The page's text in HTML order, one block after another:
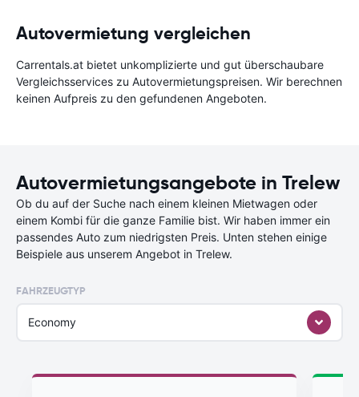
Autovermietung vergleichen
Carrentals.at bietet unkomplizierte und gut überschaubare
Vergleichsservices zu Autovermietungspreisen. Wir berechnen
keinen Aufpreis zu den gefundenen Angeboten.
Autovermietungsangebote in Trelew
Ob du auf der Suche nach einem kleinen Mietwagen oder
einem Kombi für die ganze Familie bist. Wir haben immer ein
passendes Auto zum niedrigsten Preis. Unten stehen einige
Beispiele aus unserem Angebot in Trelew.
FAHRZEUGTYP
Economy